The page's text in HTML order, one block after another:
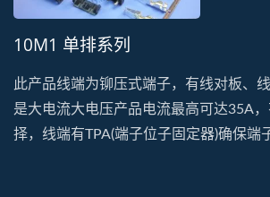
10M1 单排系列
此产品线端为铆压式端子，有线对板、
是大电流大电压产品电流最高可达35A
择，线端有TPA(端子位子固定器)确保端